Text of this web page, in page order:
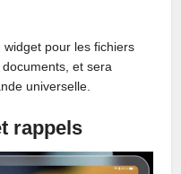
widget pour les fichiers
et sera
universelle.
rappels